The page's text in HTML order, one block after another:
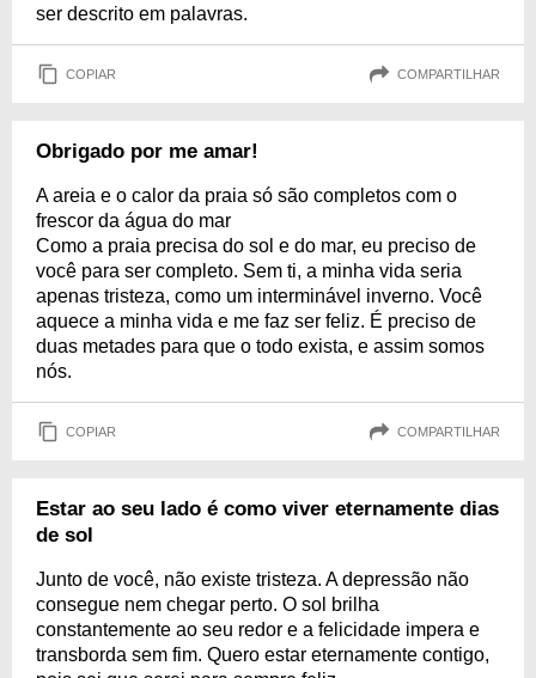
ser descrito em palavras.
COPIAR COMPARTILHAR
Obrigado por me amar!
A areia e o calor da praia só são completos com o
frescor da água do mar
Como a praia precisa do sol e do mar, eu preciso de
você para ser completo. Sem ti, a minha vida seria
apenas tristeza, como um interminável inverno. Você
aquece a minha vida e me faz ser feliz. É preciso de
duas metades para que o todo exista, e assim somos
nós.
COPIAR COMPARTILHAR
Estar ao seu lado é como viver eternamente dias
de sol
Junto de você, não existe tristeza. A depressão não
consegue nem chegar perto. O sol brilha
constantemente ao seu redor e a felicidade impera e
transborda sem fim. Quero estar eternamente contigo,